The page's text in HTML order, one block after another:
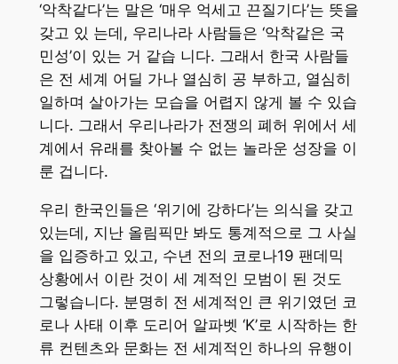
‘악착같다’는 말은 ‘매우 억세고 끈질기다’는 뜻을
갖고 있 는데, 우리나라 사람들은 ‘악착같은 국
민성’이 있는 거 같습 니다. 그래서 한국 사람들
은 전 세계 어딜 가나 열심히 공 부하고, 열심히
일하며 살아가는 모습을 어렵지 않게 볼 수 있습
니다. 그래서 우리나라가 전쟁의 폐허 위에서 세
계에서 유래를 찾아볼 수 없는 놀라운 성장을 이
룬 겁니다.
우리 한국인들은 ‘위기에 강하다’는 의식을 갖고
있는데, 지난 올림픽만 봐도 통계적으로 그 사실
을 입증하고 있고, 수년 전의 코로나19 팬데믹
상황에서 이란 것이 세 계적인 모범이 된 것도
그렇습니다. 분명히 전 세계적인 큰 위기였던 코
로나 사태 이후 도리어 알파벳 ‘K’로 시작하는 한
류 컨텐츠와 문화는 전 세계적인 하나의 유행이